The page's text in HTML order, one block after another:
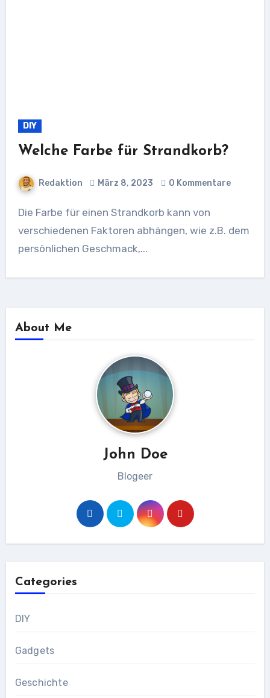
DIY
Welche Farbe für Strandkorb?
Redaktion März 8, 2023 0 Kommentare
Die Farbe für einen Strandkorb kann von
verschiedenen Faktoren abhängen, wie z.B. dem
persönlichen Geschmack,...
About Me
John Doe
Blogeer
Categories
DIY
Gadgets
Geschichte